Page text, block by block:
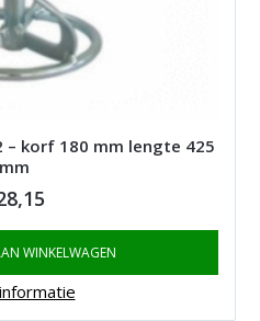
– korf 180 mm lengte 425
mm
WINKELWAGEN